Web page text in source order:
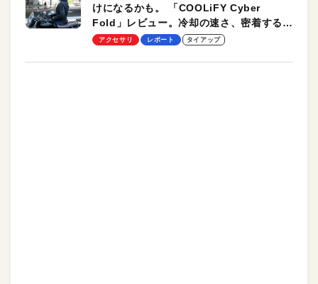
けになるかも。 「COOLiFY Cyber
Fold」レビュー。冷却の速さ、密着する冷
却プレート、シンプルな操作性がグッド！
アクセサリ レポート タイアップ